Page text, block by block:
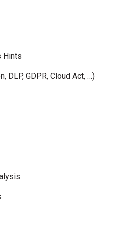
Hints
DLP, GDPR, Cloud Act, …)